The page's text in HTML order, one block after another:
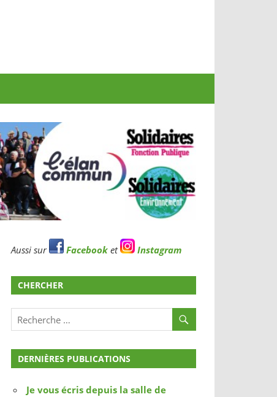
Aussi sur Facebooket Instagram
CHERCHER
DERNIÈRES PUBLICATIONS
Je vous écris depuis la salle de